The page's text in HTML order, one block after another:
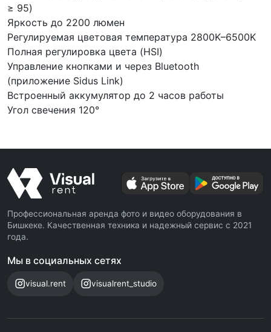
≥ 95)
Яркость до 2200 люмен
Регулируемая цветовая температура 2800K–6500K
Полная регулировка цвета (HSI)
Управление кнопками и через Bluetooth
(приложение Sidus Link)
Встроенный аккумулятор до 2 часов работы
Угол свечения 120°
Профессиональная аренда фото и видео оборудования в
Бишкеке. Качественная техника и надежный сервис с 2021
года.
Мы в социальных сетях
visual.rent visualrent_studio